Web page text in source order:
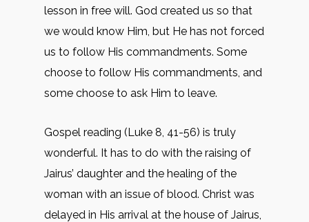
lesson in free will. God created us so that
we would know Him, but He has not forced
us to follow His commandments. Some
choose to follow His commandments, and
some choose to ask Him to leave.
Gospel reading (Luke 8, 41-56) is truly
wonderful. It has to do with the raising of
Jairus’ daughter and the healing of the
woman with an issue of blood. Christ was
delayed in His arrival at the house of Jairus,